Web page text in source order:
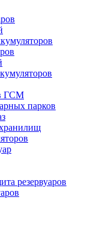
ГСМ
парков
резервуаров